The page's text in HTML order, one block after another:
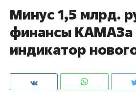
Минус 1,5 млрд.
финансы КАМАЗа
индикатор